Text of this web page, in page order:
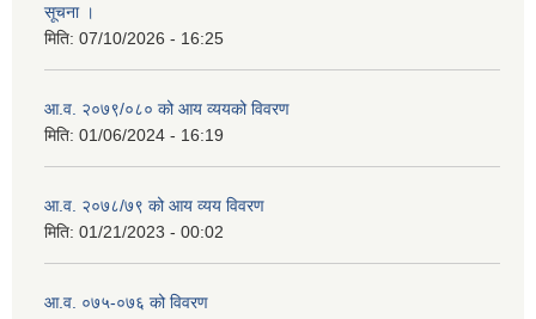
सूचना ।
मिति: 07/10/2026 - 16:25
आ.व. २०७९/०८० को आय व्ययको विवरण
मिति: 01/06/2024 - 16:19
आ.व. २०७८/७९ को आय व्यय विवरण
मिति: 01/21/2023 - 00:02
आ.व. ०७५-०७६ को विवरण